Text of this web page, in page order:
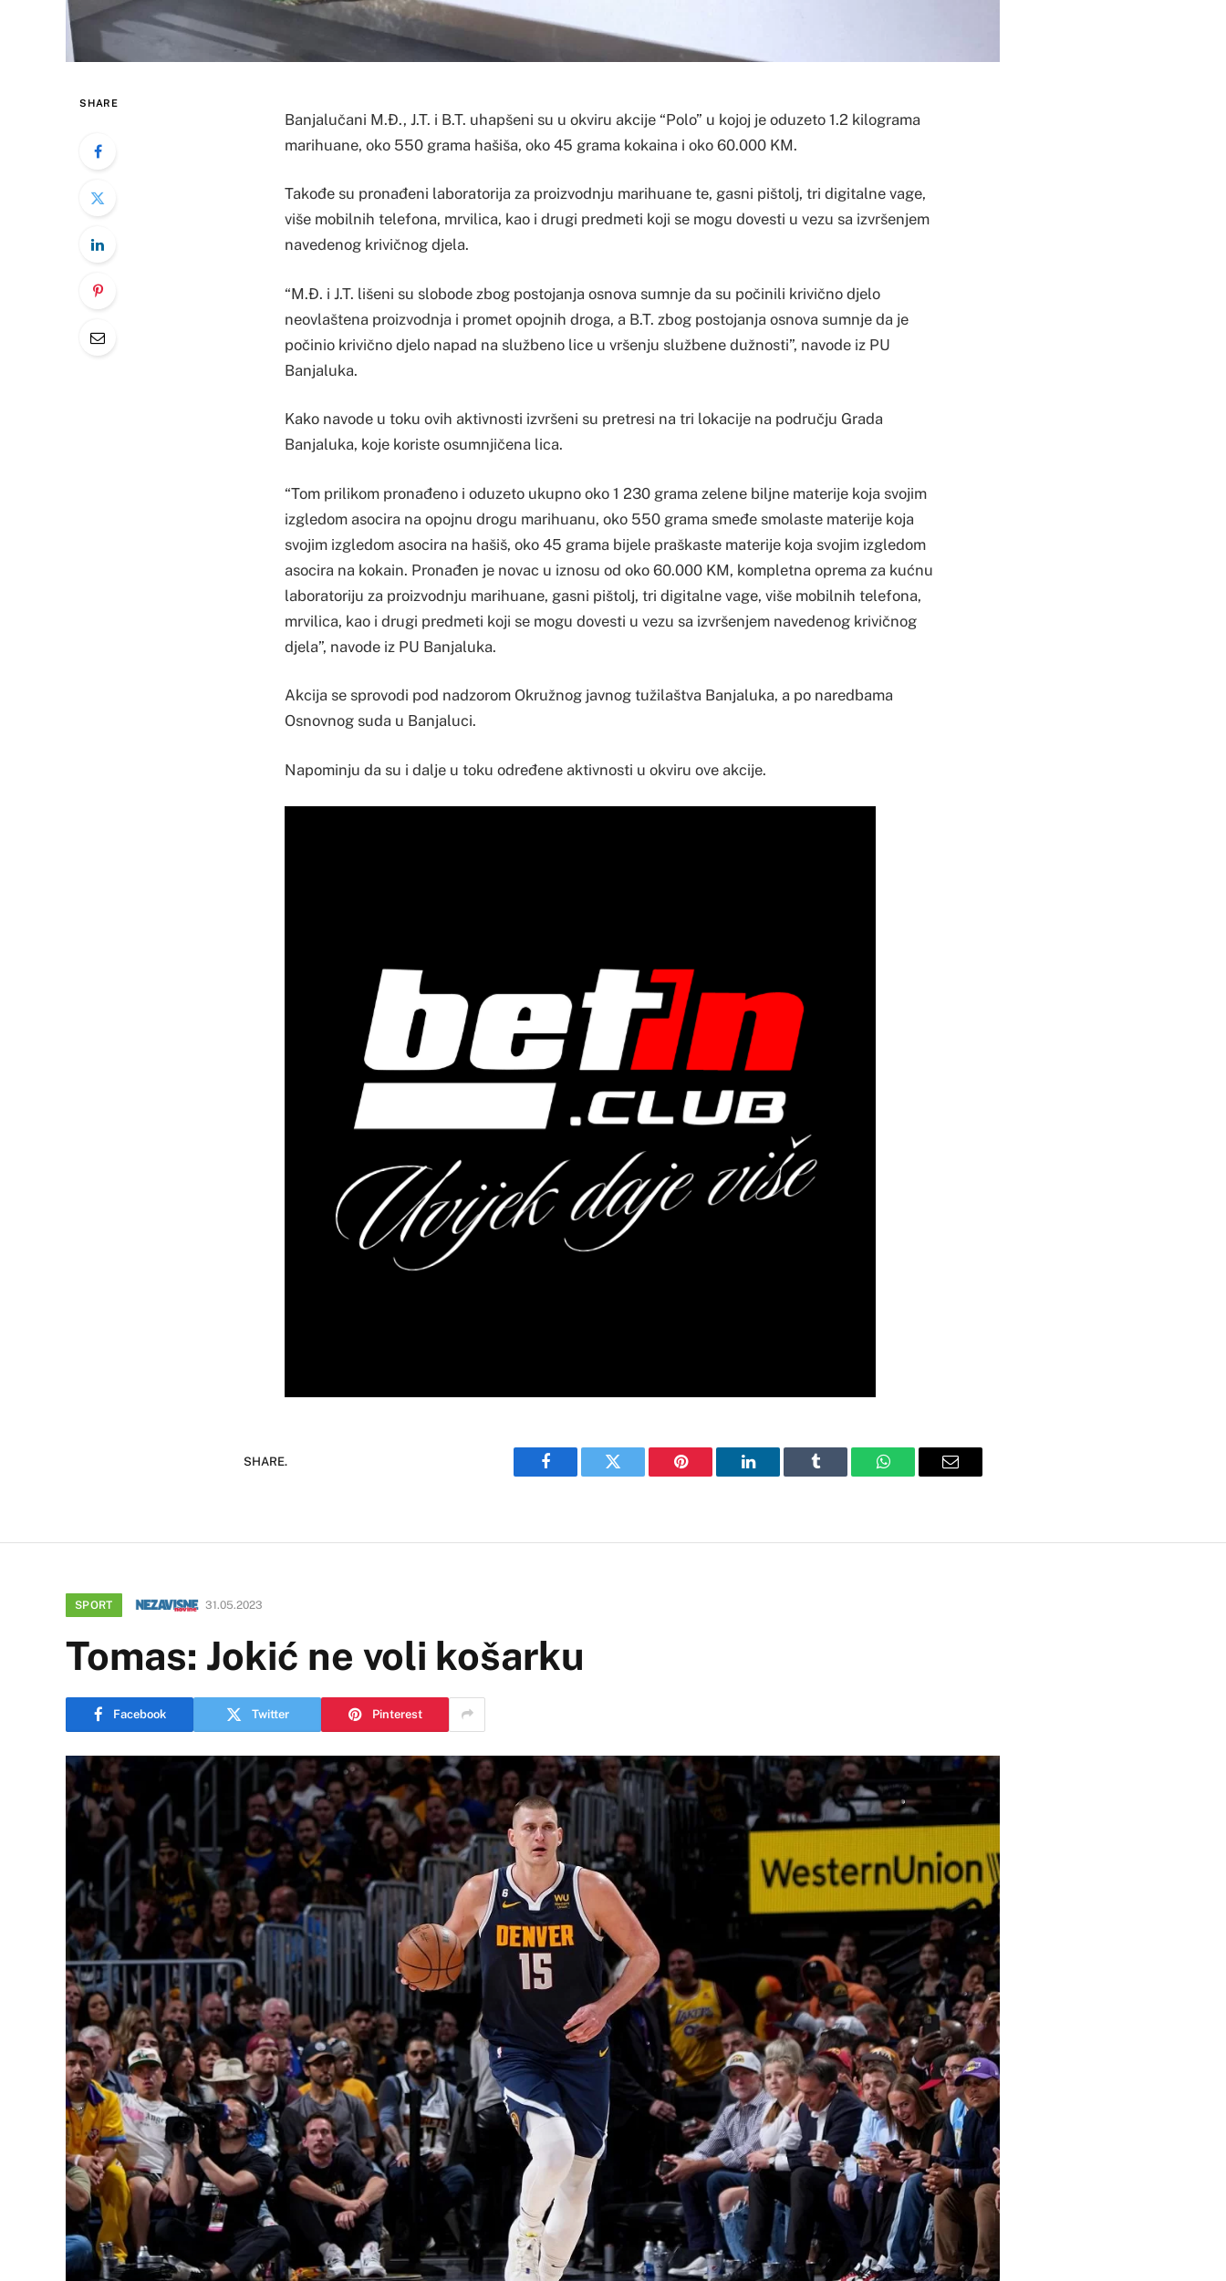
SHARE
Banjalučani M.Đ., J.T. i B.T. uhapšeni su u okviru akcije “Polo” u kojoj je oduzeto 1.2 kilograma
marihuane, oko 550 grama hašiša, oko 45 grama kokaina i oko 60.000 KM.
Takođe su pronađeni laboratorija za proizvodnju marihuane te, gasni pištolj, tri digitalne vage,
više mobilnih telefona, mrvilica, kao i drugi predmeti koji se mogu dovesti u vezu sa izvršenjem
navedenog krivičnog djela.
“M.Đ. i J.T. lišeni su slobode zbog postojanja osnova sumnje da su počinili krivično djelo
neovlaštena proizvodnja i promet opojnih droga, a B.T. zbog postojanja osnova sumnje da je
počinio krivično djelo napad na službeno lice u vršenju službene dužnosti”, navode iz PU
Banjaluka.
Kako navode u toku ovih aktivnosti izvršeni su pretresi na tri lokacije na području Grada
Banjaluka, koje koriste osumnjičena lica.
“Tom prilikom pronađeno i oduzeto ukupno oko 1 230 grama zelene biljne materije koja svojim
izgledom asocira na opojnu drogu marihuanu, oko 550 grama smeđe smolaste materije koja
svojim izgledom asocira na hašiš, oko 45 grama bijele praškaste materije koja svojim izgledom
asocira na kokain. Pronađen je novac u iznosu od oko 60.000 KM, kompletna oprema za kućnu
laboratoriju za proizvodnju marihuane, gasni pištolj, tri digitalne vage, više mobilnih telefona,
mrvilica, kao i drugi predmeti koji se mogu dovesti u vezu sa izvršenjem navedenog krivičnog
djela”, navode iz PU Banjaluka.
Akcija se sprovodi pod nadzorom Okružnog javnog tužilaštva Banjaluka, a po naredbama
Osnovnog suda u Banjaluci.
Napominju da su i dalje u toku određene aktivnosti u okviru ove akcije.
SHARE.
Facebook Twitter Pinterest LinkedIn Tumblr WhatsAppEmail
SPORT 31.05.2023
Tomas: Jokić ne voli košarku
Facebook Twitter Pinterest